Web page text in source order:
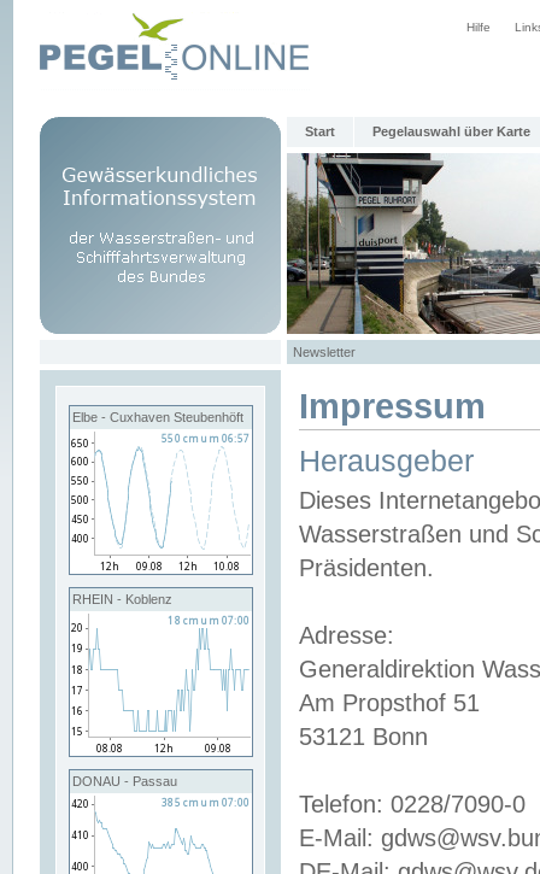
Hilfe
Start Pegelauswahl über Karte
Newsletter
Elbe - Cuxhaven Steubenhöft
RHEIN - Koblenz
DONAU - Passau
Impressum
Herausgeber
Dieses
Wasserstraßen und
Präsidenten.
Adresse:
Generaldirektion
Am Propsthof 51
53121 Bonn
Telefon: 0228/7090-0
E-Mail: